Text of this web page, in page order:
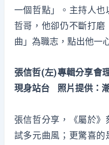
一個哲點」。主持人
哲哥，他卻仍不斷打
曲」為職志，點出他一
張信哲(左)專輯分享會
現身站台 照片提供：
張信哲分享，《屬於
試多元曲風；更驚喜